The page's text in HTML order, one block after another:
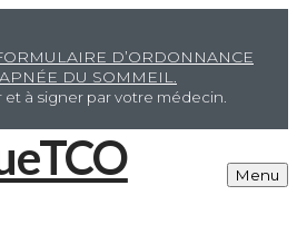
D’ORDONNANCE
DU SOMMEIL.
à signer par votre médecin.
Menu